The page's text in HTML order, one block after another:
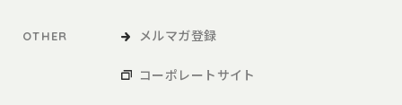
OTHER メルマガ登録
コーポレートサイト